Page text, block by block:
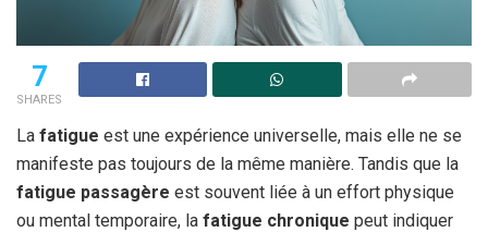
7
SHARES
La fatigue est une expérience universelle, mais elle ne se
manifeste pas toujours de la même manière. Tandis que la
fatigue passagère est souvent liée à un effort physique
ou mental temporaire, la fatigue chronique peut indiquer